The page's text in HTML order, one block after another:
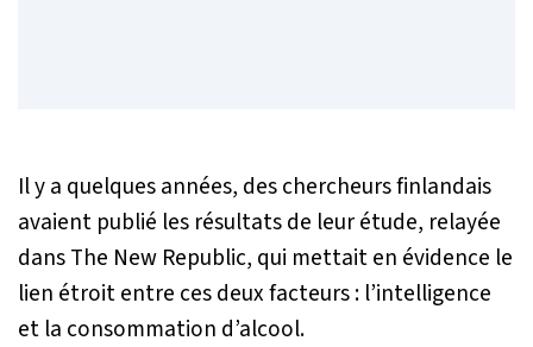
Il y a quelques années, des chercheurs finlandais
avaient publié les résultats de leur étude, relayée
dans The New Republic, qui mettait en évidence le
lien étroit entre ces deux facteurs : l’intelligence
et la consommation d’alcool.